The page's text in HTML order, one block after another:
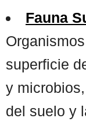
Fauna
superficie
y
del suelo y